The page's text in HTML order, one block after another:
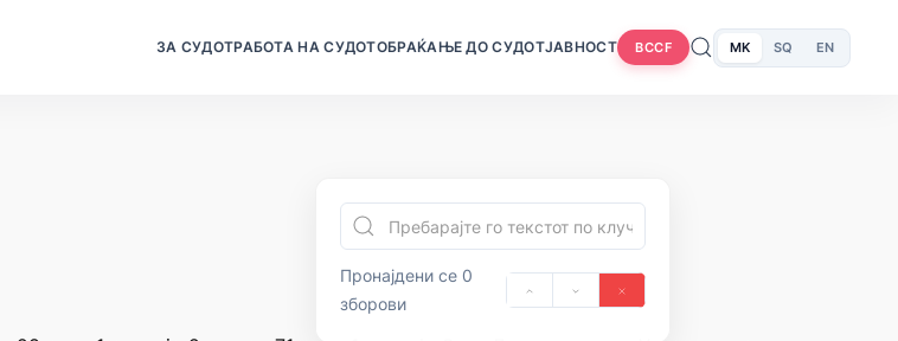
ЗА СУДОТРАБОТА НА СУДОТОБРАЌАЊЕ ДО СУДОТЈАВНОСТ BCCF MK SQ EN
Пронајдени се 0
зборови